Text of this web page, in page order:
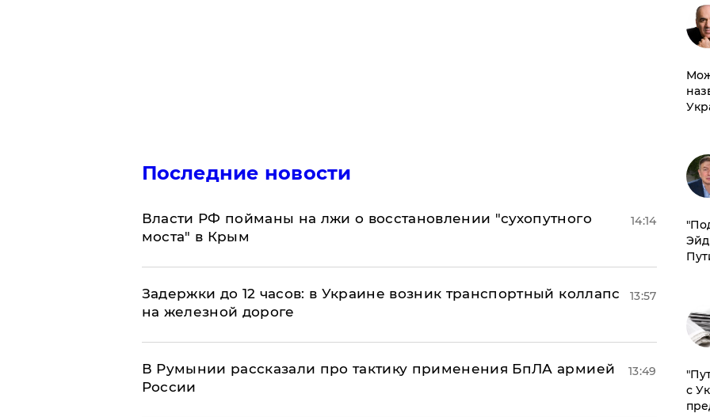
Последние новости
Власти РФ пойманы на лжи о восстановлении "сухопутного
моста" в Крым
14:14
Задержки до 12 часов: в Украине возник транспортный коллапс
на железной дороге
13:57
В Румынии рассказали про тактику применения БпЛА армией
России
13:49
с